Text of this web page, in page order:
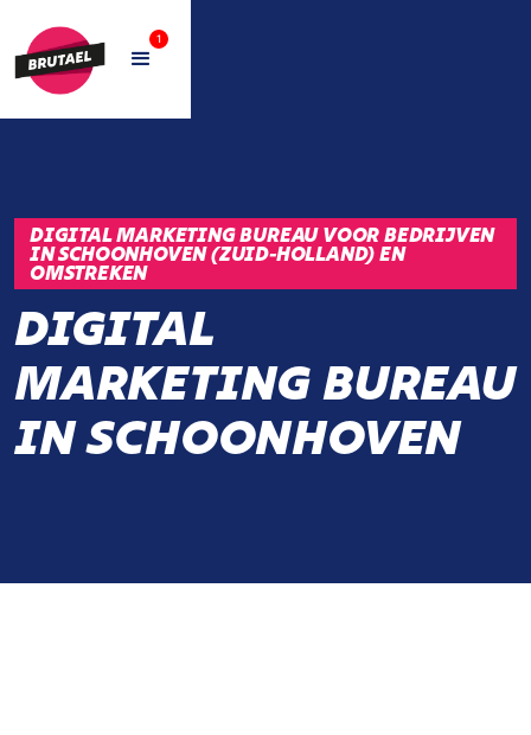
1
DIGITAL MARKETING BUREAU VOOR BEDRIJVEN
IN SCHOONHOVEN (ZUID-HOLLAND) EN
OMSTREKEN
DIGITAL
MARKETING BUREAU
IN SCHOONHOVEN